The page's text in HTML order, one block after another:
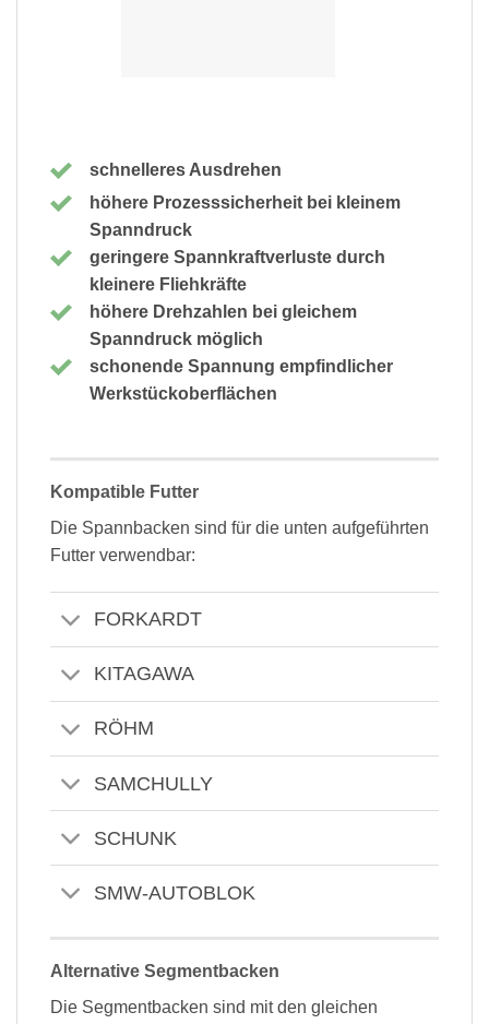
schnelleres Ausdrehen
höhere Prozesssicherheit bei kleinem
Spanndruck
geringere Spannkraftverluste durch
kleinere Fliehkräfte
höhere Drehzahlen bei gleichem
Spanndruck möglich
schonende Spannung empfindlicher
Werkstückoberflächen
Kompatible Futter
Die Spannbacken sind für die unten aufgeführten
Futter verwendbar:
FORKARDT
KITAGAWA
RÖHM
SAMCHULLY
SCHUNK
SMW-AUTOBLOK
Alternative Segmentbacken
Die Segmentbacken sind mit den gleichen